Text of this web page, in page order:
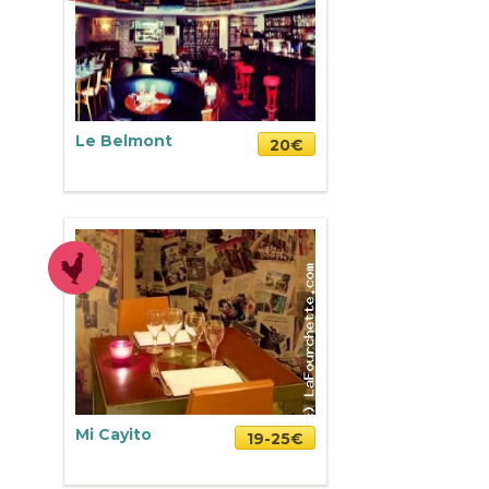
Le Belmont 20€
Mi Cayito 19-25€